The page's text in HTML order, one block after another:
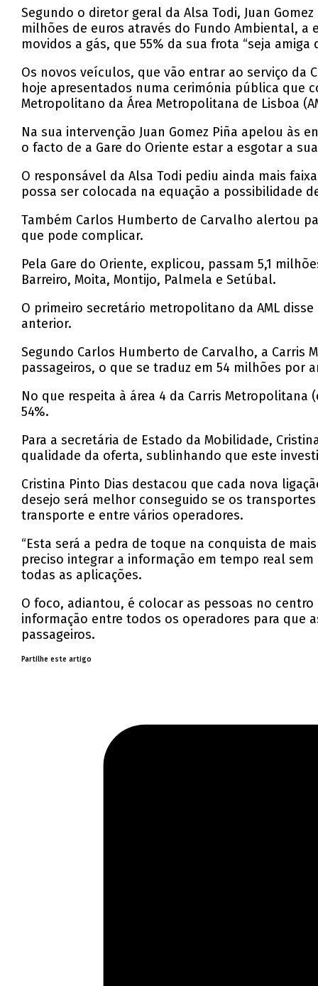
Segundo o diretor geral da Alsa Todi, Juan
milhões de euros através do Fundo Ambiental,
movidos a gás, que 55% da sua frota “seja amiga
Os novos veículos, que vão entrar ao serviço da
hoje apresentados numa cerimónia pública que
Metropolitano da Área Metropolitana de Lisboa
Na sua intervenção Juan Gomez Piña apelou às
o facto de a Gare do Oriente estar a esgotar a
O responsável da Alsa Todi pediu ainda mais
possa ser colocada na equação a possibilidade
Também Carlos Humberto de Carvalho alertou
que pode complicar.
Pela Gare do Oriente, explicou, passam 5,1
Barreiro, Moita, Montijo, Palmela e Setúbal.
O primeiro secretário metropolitano da AML
anterior.
Segundo Carlos Humberto de Carvalho, a Carris
passageiros, o que se traduz em 54 milhões por
No que respeita à área 4 da Carris
54%.
Para a secretária de Estado da Mobilidade,
qualidade da oferta, sublinhando que este
Cristina Pinto Dias destacou que cada nova
desejo será melhor conseguido se os
transporte e entre vários operadores.
“Esta será a pedra de toque na conquista de
preciso integrar a informação em tempo real
todas as aplicações.
O foco, adiantou, é colocar as pessoas no
informação entre todos os operadores para que
passageiros.
Partilhe este artigo